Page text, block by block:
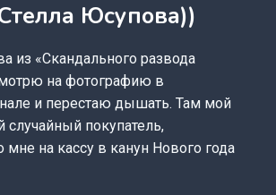
Юсупова))
из «Скандального развода
на фотографию в
и перестаю дышать. Там мой
покупатель,
на кассу в канун Нового года